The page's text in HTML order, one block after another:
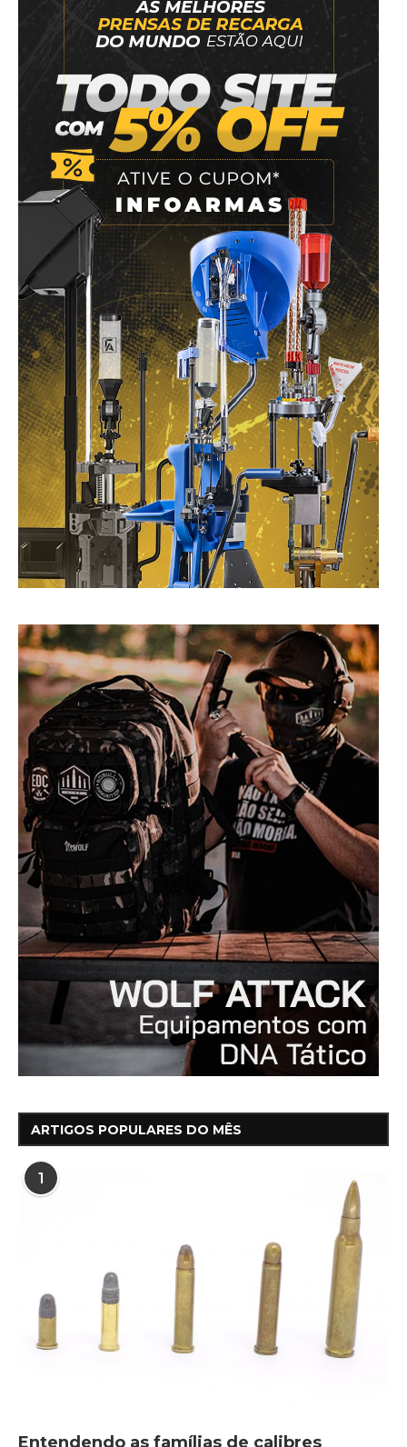
ARTIGOS POPULARES DO MÊS
1
Entendendo as famílias de calibres